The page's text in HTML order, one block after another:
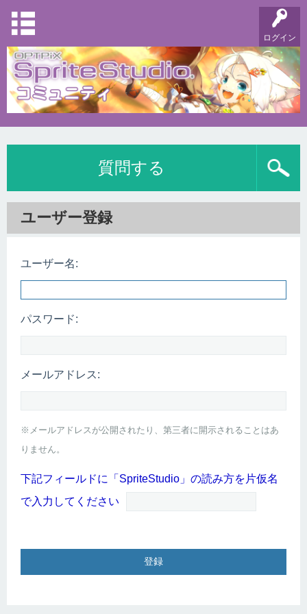
ログイン
質問する
ユーザー登録
ユーザー名:
パスワード:
メールアドレス:
※メールアドレスが公開されたり、第三者に開示されることはあ
りません。
下記フィールドに「SpriteStudio」の読み方を片仮名
で入力してください